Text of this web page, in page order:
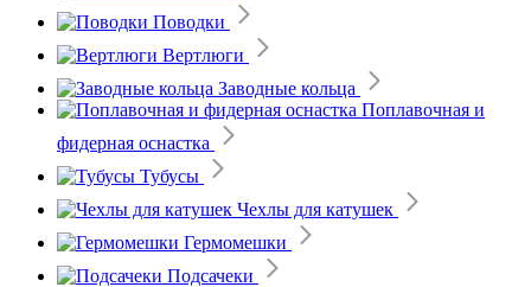
Поводки
Вертлюги
Заводные кольца
Поплавочная и
фидерная оснастка
Тубусы
Чехлы для катушек
Гермомешки
Подсачеки